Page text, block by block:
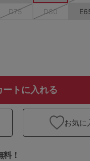
D75 D80
ートに入れる
お気に
料！